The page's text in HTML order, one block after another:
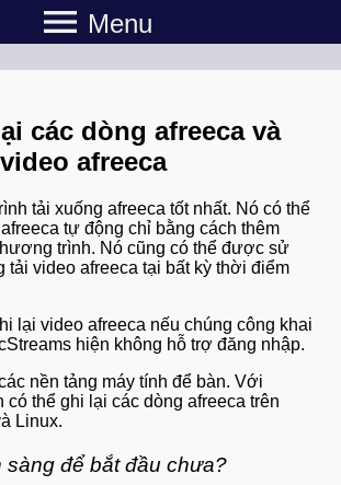
menu Menu
các dòng afreeca và
afreeca
tải xuống afreeca tốt nhất. Nó có thể
tự động chỉ bằng cách thêm
trình. Nó cũng có thể được sử
tải video afreeca tại bất kỳ thời điểm
lại video afreeca nếu chúng công khai
hiện không hỗ trợ đăng nhập.
nền tảng máy tính để bàn. Với
có thể ghi lại các dòng afreeca trên
Linux.
sàng để bắt đầu chưa?